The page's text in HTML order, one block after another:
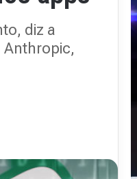
diz a
Anthropic,